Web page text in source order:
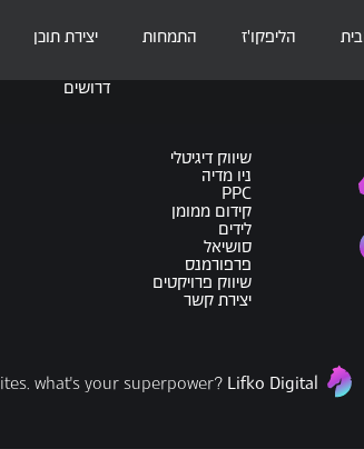
הליפקו'ז התמחות יצירת תוכן
דרושים
שיווק דיגיטלי
ניו מדיה
PPC
קידום ממומן
לידים
סושיאל
פרפורמנס
שיווק פרויקטים
יצירת קשר
what's your superpower? Lifko Digital